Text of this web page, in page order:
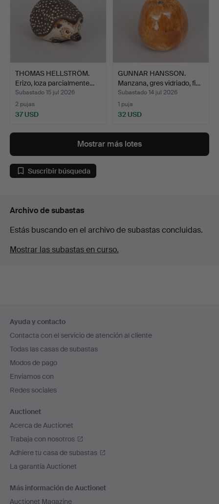
THOMAS HELLSTRÖM.
Erizo, loza parcialmente…
Subastado 15 jul 2026
2 pujas
37 USD
GUNNAR HANSSON.
Manzana, gres vidriado, fi…
Subastado 14 jul 2026
1 puja
32 USD
Mostrar más lotes
Suscribir búsqueda
Archivo de subastas
Estás buscando en el archivo de subastas concluidas.
Mostrar las subastas en curso.
en
el
pie
de
página
Ayuda y contacto
Contacta con el servicio de atención al cliente
Todas las casas de subastas
Modos de pago
Enviamos con
Redes sociales
Auctionet
Acerca de Auctionet
Trabaja con nosotros
Adhiere tu casa de subastas
La garantía Auctionet
Más información de Auctionet
Auctionet Magazine